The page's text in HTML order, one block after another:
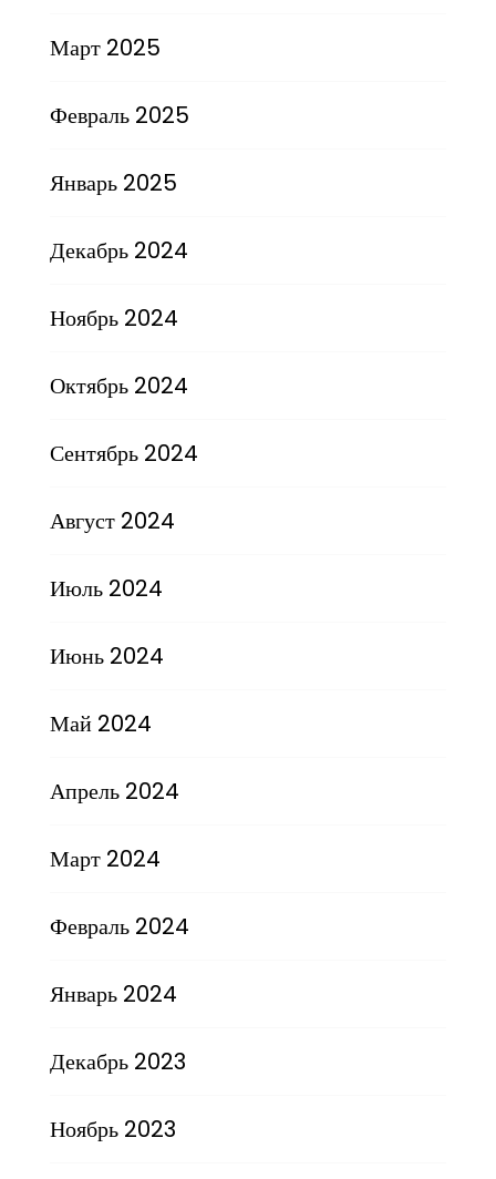
Март 2025
Февраль 2025
Январь 2025
Декабрь 2024
Ноябрь 2024
Октябрь 2024
Сентябрь 2024
Август 2024
Июль 2024
Июнь 2024
Май 2024
Апрель 2024
Март 2024
Февраль 2024
Январь 2024
Декабрь 2023
Ноябрь 2023